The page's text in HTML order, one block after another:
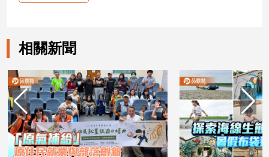
藝
文
創
／
電
影
推
薦
科
技/
相關新聞